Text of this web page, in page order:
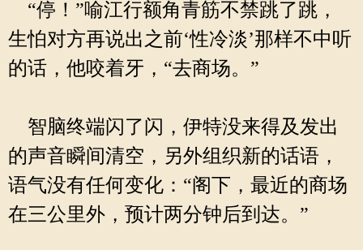
“停！”喻江行额角青筋不禁跳了跳，
生怕对方再说出之前‘性冷淡’那样不中听
的话，他咬着牙，“去商场。”
智脑终端闪了闪，伊特没来得及发出
的声音瞬间清空，另外组织新的话语，
语气没有任何变化：“阁下，最近的商场
在三公里外，预计两分钟后到达。”